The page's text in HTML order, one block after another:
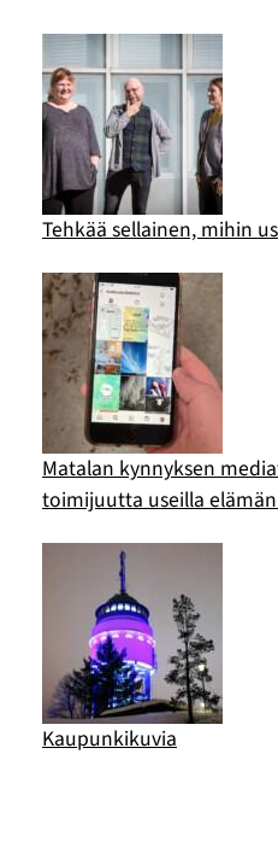
Tehkää sellainen, mihin
Matalan kynnyksen
toimijuutta useilla
Kaupunkikuvia